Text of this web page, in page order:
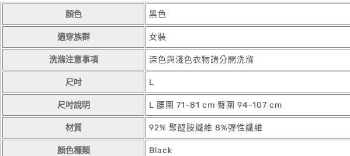
顏色 黑色
適穿族群 女裝
洗滌注意事項 深色與淺色衣物請分開洗滌
尺吋 L
尺吋說明 L 腰圍 71-81 cm 臀圍 94-107 cm
材質 92% 聚醯胺纖維 8%彈性纖維
顏色種類
Black